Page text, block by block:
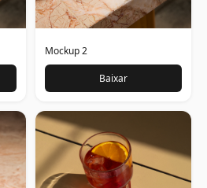
Mockup 2
Baixar